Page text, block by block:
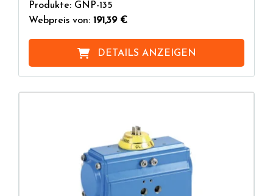
Produkte: GNP-135
Webpreis von: 191,39 €
DETAILS ANZEIGEN